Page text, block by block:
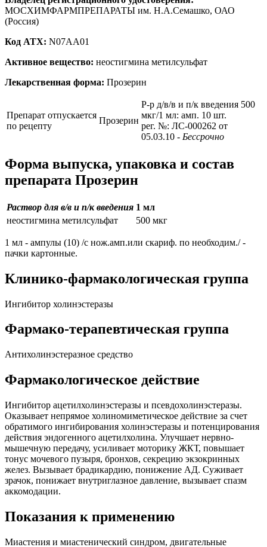
МОСХИМФАРМПРЕПАРАТЫ им. Н.А.Семашко, ОАО
(Россия)
Код ATX: N07AA01
Активное вещество: неостигмина метилсульфат
Лекарственная форма: Прозерин
Препарат отпускается
по рецепту
Прозерин
Р-р д/в/в и п/к введения 500
мкг/1 мл: амп. 10 шт.
рег. №: ЛС-000262 от
05.03.10 - Бессрочно
Форма выпуска, упаковка и состав
препарата Прозерин
Раствор для в/в и п/к введения 1 мл
неостигмина метилсульфат
500 мкг
1 мл - ампулы (10) /с нож.амп.или скариф. по необходим./ -
пачки картонные.
Клинико-фармакологическая группа
Ингибитор холинэстеразы
Фармако-терапевтическая группа
Антихолинэстеразное средство
Фармакологическое действие
Ингибитор ацетилхолинэстеразы и псевдохолинэстеразы.
Оказывает непрямое холиномиметическое действие за счет
обратимого ингибирования холинэстеразы и потенцирования
действия эндогенного ацетилхолина. Улучшает нервно-
мышечную передачу, усиливает моторику ЖКТ, повышает
тонус мочевого пузыря, бронхов, секрецию экзокринных
желез. Вызывает брадикардию, понижение АД. Суживает
зрачок, понижает внутриглазное давление, вызывает спазм
аккомодации.
Показания к применению
Миастения и миастенический синдром, двигательные